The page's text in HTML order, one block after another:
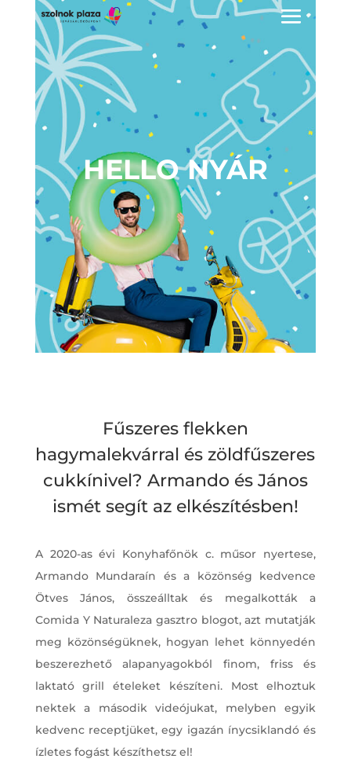
HELLO NYÁR
Fűszeres flekken
hagymalekvárral és zöldfűszeres
cukkínivel? Armando és János
ismét segít az elkészítésben!
A 2020-as évi Konyhafőnök c. műsor nyertese,
Armando Mundaraín és a közönség kedvence
Ötves János, összeálltak és megalkották a
Comida Y Naturaleza gasztro blogot, azt mutatják
meg közönségüknek, hogyan lehet könnyedén
beszerezhető alapanyagokból finom, friss és
laktató grill ételeket készíteni. Most elhoztuk
nektek a második videójukat, melyben egyik
kedvenc receptjüket, egy igazán ínycsiklandó és
ízletes fogást készíthetsz el!